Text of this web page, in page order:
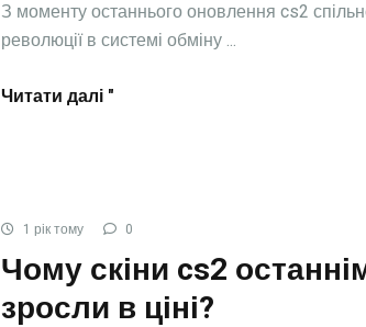
З моменту останнього оновлення cs2
революції в системі обміну ...
Читати далі "
1 рік тому 0
Чому скіни cs2
зросли в ціні?